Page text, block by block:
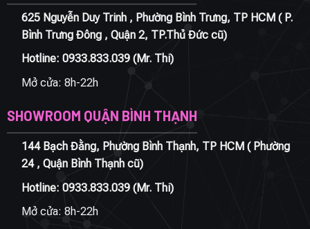
625 Nguyễn Duy Trinh , Phường Bình Trưng, TP HCM ( P.
Bình Trưng Đông , Quận 2, TP.Thủ Đức cũ)
Hotline: 0933.833.039(Mr. Thi)
Mở cửa: 8h-22h
SHOWROOM QUẬN BÌNH THẠNH
144 Bạch Đằng, Phường Bình Thạnh, TP HCM ( Phường
24 , Quận Bình Thạnh cũ)
Hotline: 0933.833.039(Mr. Thi)
Mở cửa: 8h-22h